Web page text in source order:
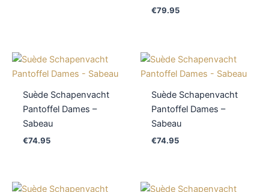
€79.95
Suède Schapenvacht
Pantoffel Dames –
Sabeau
€74.95
Suède Schapenvacht
Pantoffel Dames –
Sabeau
€74.95